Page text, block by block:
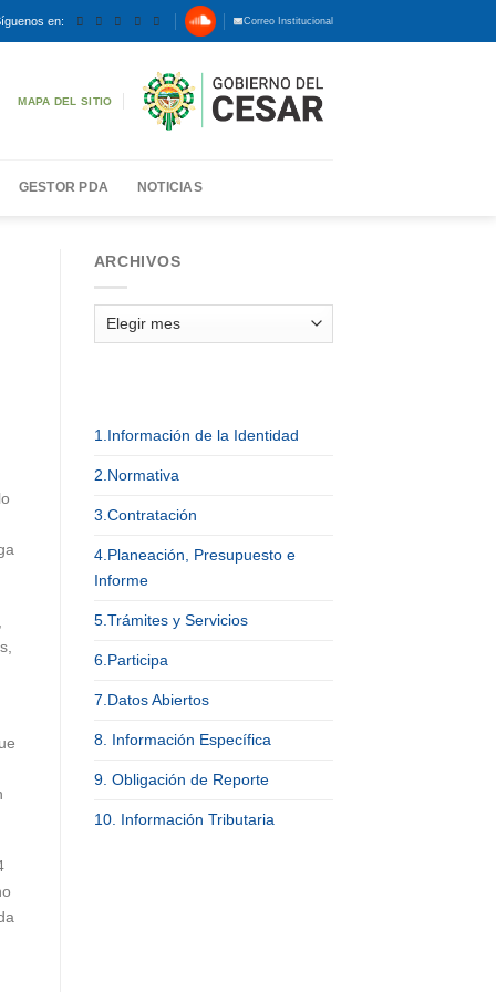
en: Correo Institucional
MAPA DEL SITIO
GESTOR PDA NOTICIAS
ARCHIVOS
1.Información de la Identidad
2.Normativa
3.Contratación
4.Planeación, Presupuesto e
Informe
5.Trámites y Servicios
6.Participa
7.Datos Abiertos
8. Información Específica
9. Obligación de Reporte
10. Información Tributaria